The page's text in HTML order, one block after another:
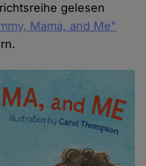
gelesen
Mama, and Me"